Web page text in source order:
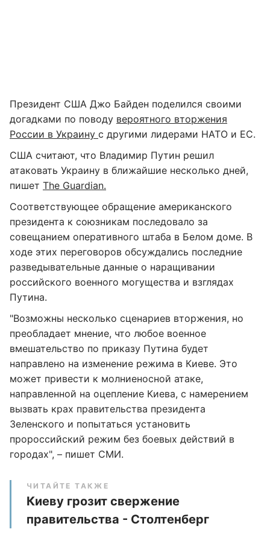
Президент США Джо Байден поделился своими
догадками по поводу вероятного вторжения
России в Украину с другими лидерами НАТО и ЕС.
США считают, что Владимир Путин решил
атаковать Украину в ближайшие несколько дней,
пишет The Guardian.
Соответствующее обращение американского
президента к союзникам последовало за
совещанием оперативного штаба в Белом доме. В
ходе этих переговоров обсуждались последние
разведывательные данные о наращивании
российского военного могущества и взглядах
Путина.
"Возможны несколько сценариев вторжения, но
преобладает мнение, что любое военное
вмешательство по приказу Путина будет
направлено на изменение режима в Киеве. Это
может привести к молниеносной атаке,
направленной на оцепление Киева, с намерением
вызвать крах правительства президента
Зеленского и попытаться установить
пророссийский режим без боевых действий в
городах", – пишет СМИ.
ЧИТАЙТЕ ТАКЖЕ
Киеву грозит свержение
правительства - Столтенберг